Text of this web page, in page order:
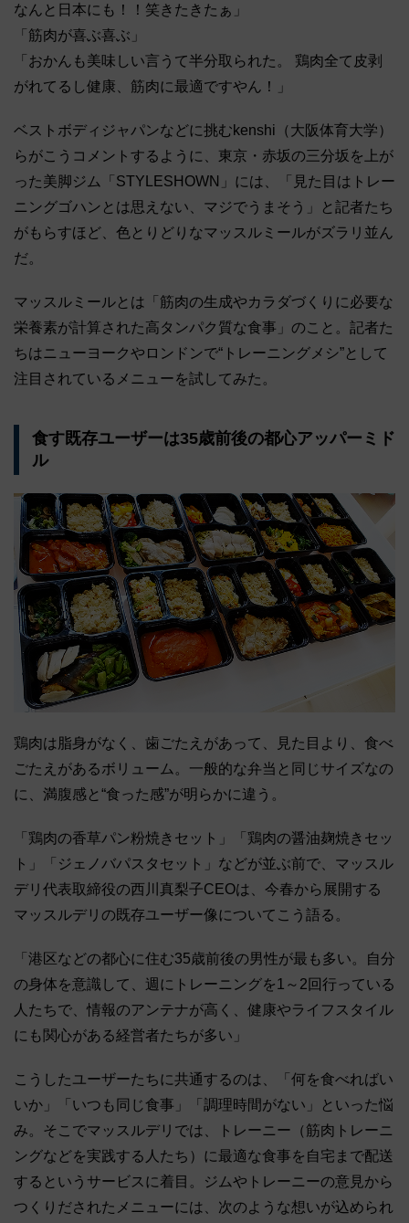
なんと日本にも！！笑きたきたぁ」
「筋肉が喜ぶ喜ぶ」
「おかんも美味しい言うて半分取られた。 鶏肉全て皮剥
がれてるし健康、筋肉に最適ですやん！」
ベストボディジャパンなどに挑むkenshi（大阪体育大学）
らがこうコメントするように、東京・赤坂の三分坂を上が
った美脚ジム「STYLESHOWN」には、「見た目はトレー
ニングゴハンとは思えない、マジでうまそう」と記者たち
がもらすほど、色とりどりなマッスルミールがズラリ並ん
だ。
マッスルミールとは「筋肉の生成やカラダづくりに必要な
栄養素が計算された高タンパク質な食事」のこと。記者た
ちはニューヨークやロンドンで“トレーニングメシ”として
注目されているメニューを試してみた。
食す既存ユーザーは35歳前後の都心アッパーミド
ル
鶏肉は脂身がなく、歯ごたえがあって、見た目より、食べ
ごたえがあるボリューム。一般的な弁当と同じサイズなの
に、満腹感と“食った感”が明らかに違う。
「鶏肉の香草パン粉焼きセット」「鶏肉の醤油麹焼きセッ
ト」「ジェノバパスタセット」などが並ぶ前で、マッスル
デリ代表取締役の西川真梨子CEOは、今春から展開する
マッスルデリの既存ユーザー像についてこう語る。
「港区などの都心に住む35歳前後の男性が最も多い。自分
の身体を意識して、週にトレーニングを1～2回行っている
人たちで、情報のアンテナが高く、健康やライフスタイル
にも関心がある経営者たちが多い」
こうしたユーザーたちに共通するのは、「何を食べればい
いか」「いつも同じ食事」「調理時間がない」といった悩
み。そこでマッスルデリでは、トレーニー（筋肉トレーニ
ングなどを実践する人たち）に最適な食事を自宅まで配送
するというサービスに着目。ジムやトレーニーの意見から
つくりだされたメニューには、次のような想いが込められ